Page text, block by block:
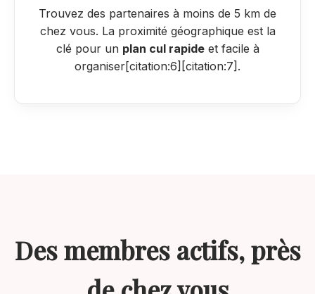
Trouvez des partenaires à moins de 5 km de
chez vous. La proximité géographique est la
clé pour un plan cul rapideet facile à
organiser[citation:6][citation:7].
Des membres actifs, près